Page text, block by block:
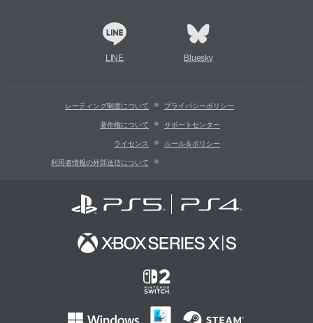
LINE Bluesky
レーティング制度について プライバシーポリシー
著作権について サポートセンター
ライセンス ルール＆ポリシー
利用者情報の外部送信について